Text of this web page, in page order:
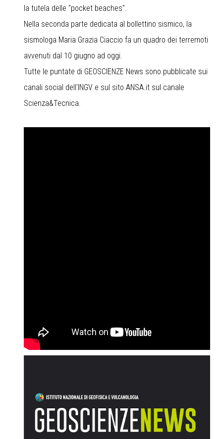
la tutela delle "pocket beaches".
Nella seconda parte dedicata al bollettino sismico, la
sismologa Maria Grazia Ciaccio fa un quadro dei terremoti
avvenuti dal 10 giugno ad oggi.
Tutte le puntate di GEOSCIENZE News sono pubblicate sui
canali social dell'INGV e sul sito ANSA.it sul canale
Scienza&Tecnica.